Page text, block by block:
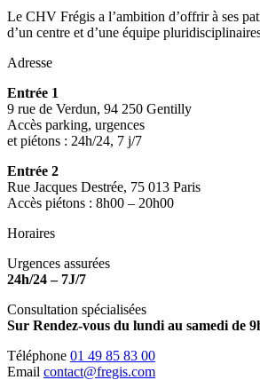
Le CHV Frégis a l’ambition d’offrir à ses
d’un centre et d’une équipe
Adresse
Entrée 1
9 rue de Verdun, 94 250 Gentilly
Accès parking, urgences
et piétons : 24h/24, 7 j/7
Entrée 2
Rue Jacques Destrée, 75 013 Paris
Accès piétons : 8h00 – 20h00
Horaires
Urgences assurées
24h/24 – 7J/7
Consultation spécialisées
Sur Rendez-vous du lundi au samedi de
Téléphone 01 49 85 83 00
Email contact@fregis.com